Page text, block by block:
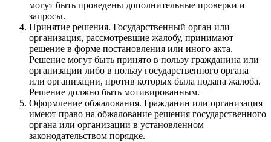
могут быть проведены дополнительные проверки и
запросы.
Принятие решения. Государственный орган или
организация, рассмотревшие жалобу, принимают
решение в форме постановления или иного акта.
Решение могут быть принято в пользу гражданина или
организации либо в пользу государственного органа
или организации, против которых была подана жалоба.
Решение должно быть мотивированным.
Оформление обжалования. Гражданин или организация
имеют право на обжалование решения государственного
органа или организации в установленном
законодательством порядке.